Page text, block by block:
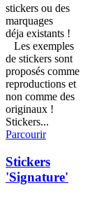
stickers ou des
marquages
déja existants !
Les exemples
de stickers sont
proposés comme
reproductions et
non comme des
originaux !
Stickers...
Parcourir
Stickers
'Signature'